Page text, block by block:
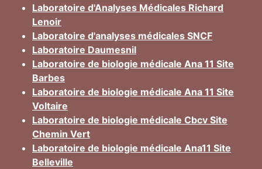
Laboratoire d'Analyses Médicales Richard
Lenoir
Laboratoire d'analyses médicales SNCF
Laboratoire Daumesnil
Laboratoire de biologie médicale Ana 11 Site
Barbes
Laboratoire de biologie médicale Ana 11 Site
Voltaire
Laboratoire de biologie médicale Cbcv Site
Chemin Vert
Laboratoire de biologie médicale Ana11 Site
Belleville